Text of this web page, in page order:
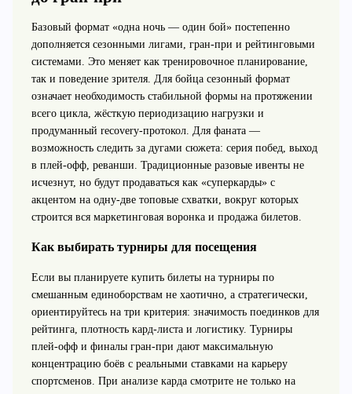
Базовый формат «одна ночь — один бой» постепенно
дополняется сезонными лигами, гран-при и рейтинговыми
системами. Это меняет как тренировочное планирование,
так и поведение зрителя. Для бойца сезонный формат
означает необходимость стабильной формы на протяжении
всего цикла, жёсткую периодизацию нагрузки и
продуманный recovery-протокол. Для фаната —
возможность следить за дугами сюжета: серия побед, выход
в плей-офф, реванши. Традиционные разовые ивенты не
исчезнут, но будут продаваться как «суперкарды» с
акцентом на одну-две топовые схватки, вокруг которых
строится вся маркетинговая воронка и продажа билетов.
Как выбирать турниры для посещения
Если вы планируете купить билеты на турниры по
смешанным единоборствам не хаотично, а стратегически,
ориентируйтесь на три критерия: значимость поединков для
рейтинга, плотность кард-листа и логистику. Турниры
плей-офф и финалы гран-при дают максимальную
концентрацию боёв с реальными ставками на карьеру
спортсменов. При анализе карда смотрите не только на